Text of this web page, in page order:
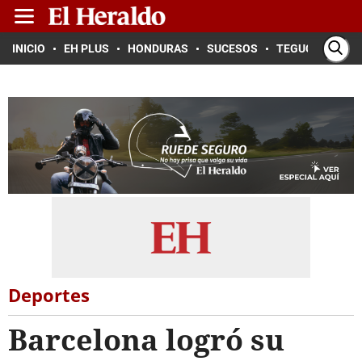
INICIO EH PLUS HONDURAS SUCESOS TEGUCIGALPA
Deportes
Barcelona logró su